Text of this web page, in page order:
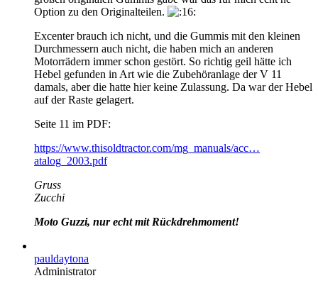
Option zu den Originalteilen.
Excenter brauch ich nicht, und die Gummis mit den kleinen
Durchmessern auch nicht, die haben mich an anderen
Motorrädern immer schon gestört. So richtig geil hätte ich
Hebel gefunden in Art wie die Zubehöranlage der V 11
damals, aber die hatte hier keine Zulassung. Da war der Hebel
auf der Raste gelagert.
Seite 11 im PDF:
https://www.thisoldtractor.com/mg_manuals/acc…
atalog_2003.pdf
Gruss
Zucchi
Moto Guzzi, nur echt mit Rückdrehmoment!
pauldaytona
Administrator